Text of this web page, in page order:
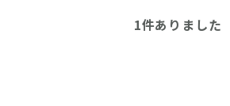
1件ありました